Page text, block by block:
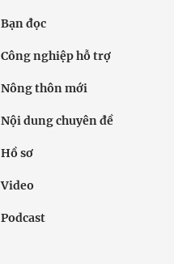
Bạn đọc
Công nghiệp hỗ trợ
Nông thôn mới
Nội dung chuyên đề
Hồ sơ
Video
Podcast